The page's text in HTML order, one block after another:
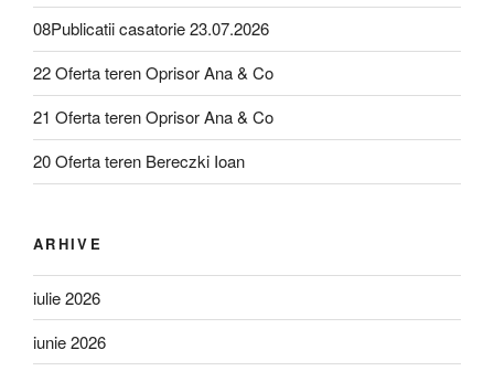
08Publicatii casatorie 23.07.2026
22 Oferta teren Oprisor Ana & Co
21 Oferta teren Oprisor Ana & Co
20 Oferta teren Bereczki Ioan
ARHIVE
iulie 2026
iunie 2026